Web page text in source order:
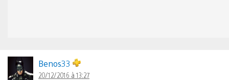
Benos33
20/12/2016 à 13:27